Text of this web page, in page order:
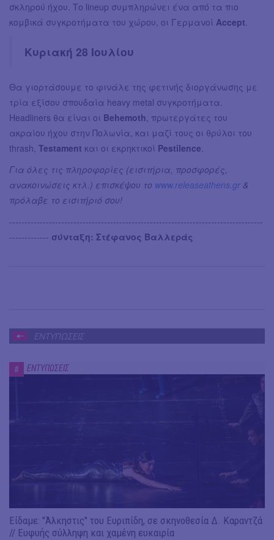
σκληρού ήχου. Το lineup συμπληρώνει ένα από τα πιο
κομβικά συγκροτήματα του χώρου, οι Γερμανοί Accept.
Κυριακή 28 Ιουλίου
Θα γιορτάσουμε το φινάλε της φετινής διοργάνωσης με
τρία εξίσου σπουδαία heavy metal συγκροτήματα.
Headliners θα είναι οι Behemoth, πρωτεργάτες του
ακραίου ήχου στην Πολωνία, και μαζί τους οι θρύλοι του
thrash, Testament και οι εκρηκτικοί Pestilence.
Για όλες τις πληροφορίες (εισιτήρια, προσφορές,
ανακοινώσεις κτλ.) επισκέψου το www.releaseathens.gr &
πρόλαβε το εισιτήριό σου!
-----------------------------------------------------------------------------------
------------- σύνταξη: Στέφανος Βαλλεράς
ΕΝΤΥΠΩΣΕΙΣ
# ΕΝΤΥΠΩΣΕΙΣ
Είδαμε: "Άλκηστις" του Ευριπίδη, σε σκηνοθεσία Δ. Καραντζά
// Ευφυής σύλληψη και χαμένη ευκαιρία